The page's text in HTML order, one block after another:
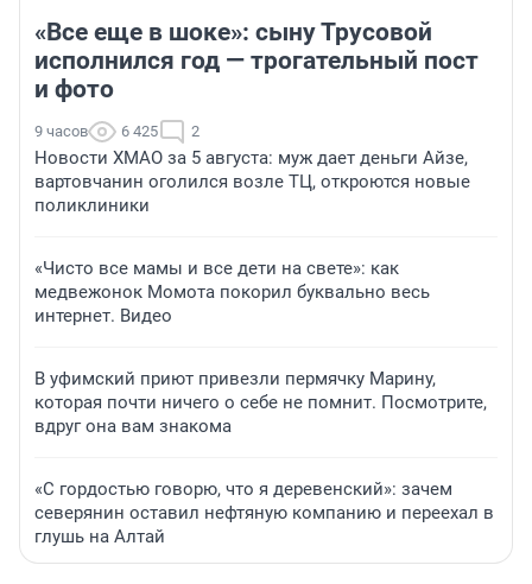
«Все еще в шоке»: сыну Трусовой
исполнился год — трогательный пост
и фото
9 часов 6 425 2
Новости ХМАО за 5 августа: муж дает деньги Айзе,
вартовчанин оголился возле ТЦ, откроются новые
поликлиники
«Чисто все мамы и все дети на свете»: как
медвежонок Момота покорил буквально весь
интернет. Видео
В уфимский приют привезли пермячку Марину,
которая почти ничего о себе не помнит. Посмотрите,
вдруг она вам знакома
«С гордостью говорю, что я деревенский»: зачем
северянин оставил нефтяную компанию и переехал в
глушь на Алтай